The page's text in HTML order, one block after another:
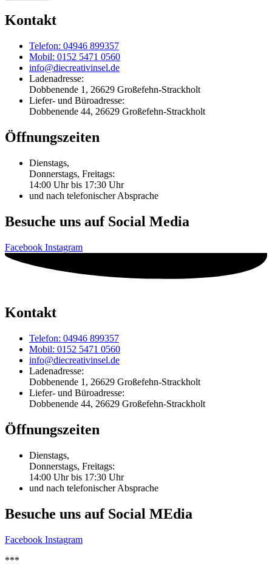
Kontakt
Telefon: 04946 899357
Mobil: 0152 5471 0560
info@diecreativinsel.de
Ladenadresse:
Dobbenende 1, 26629 Großefehn-Strackholt
Liefer- und Büroadresse:
Dobbenende 44, 26629 Großefehn-Strackholt
Öffnungszeiten
Dienstags,
Donnerstags, Freitags:
14:00 Uhr bis 17:30 Uhr
und nach telefonischer Absprache
Besuche uns auf Social Media
Facebook Instagram
Kontakt
Telefon: 04946 899357
Mobil: 0152 5471 0560
info@diecreativinsel.de
Ladenadresse:
Dobbenende 1, 26629 Großefehn-Strackholt
Liefer- und Büroadresse:
Dobbenende 44, 26629 Großefehn-Strackholt
Öffnungszeiten
Dienstags,
Donnerstags, Freitags:
14:00 Uhr bis 17:30 Uhr
und nach telefonischer Absprache
Besuche uns auf Social MEdia
Facebook Instagram
***